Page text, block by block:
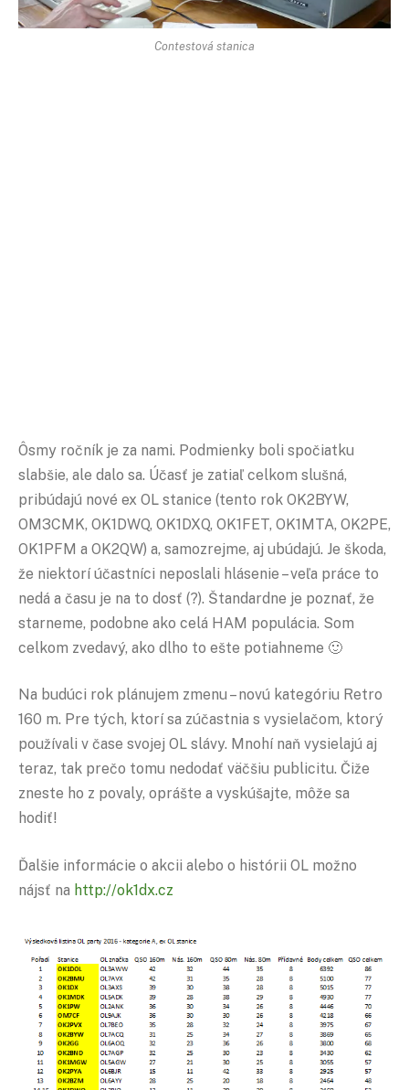
Contestová stanica
Ôsmy ročník je za nami. Podmienky boli spočiatku
slabšie, ale dalo sa. Účasť je zatiaľ celkom slušná,
pribúdajú nové ex OL stanice (tento rok OK2BYW,
OM3CMK, OK1DWQ, OK1DXQ, OK1FET, OK1MTA, OK2PE,
OK1PFM a OK2QW) a, samozrejme, aj ubúdajú. Je škoda,
že niektorí účastníci neposlali hlásenie – veľa práce to
nedá a času je na to dosť (?). Štandardne je poznať, že
starneme, podobne ako celá HAM populácia. Som
celkom zvedavý, ako dlho to ešte potiahneme 🙂
Na budúci rok plánujem zmenu – novú kategóriu Retro
160 m. Pre tých, ktorí sa zúčastnia s vysielačom, ktorý
používali v čase svojej OL slávy. Mnohí naň vysielajú aj
teraz, tak prečo tomu nedodať väčšiu publicitu. Čiže
zneste ho z povaly, oprášte a vyskúšajte, môže sa
hodiť!
Ďalšie informácie o akcii alebo o histórii OL možno
nájsť na http://ok1dx.cz